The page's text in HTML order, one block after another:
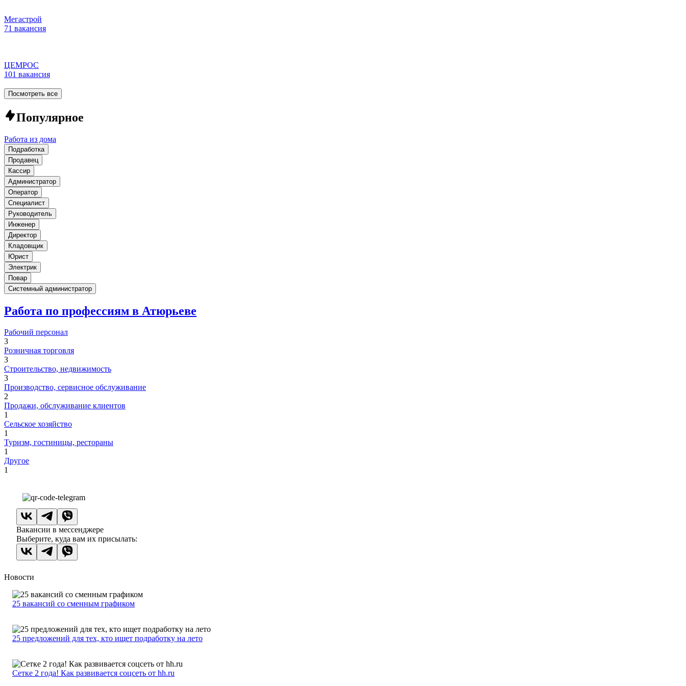
Мегастрой
71 вакансия
ЦЕМРОС
101 вакансия
Посмотреть все
Популярное
Работа из дома
Подработка
Продавец
Кассир
Администратор
Оператор
Специалист
Руководитель
Инженер
Директор
Кладовщик
Юрист
Электрик
Повар
Системный администратор
Работа по профессиям в Атюрьеве
Рабочий персонал
3
Розничная торговля
3
Строительство, недвижимость
3
Производство, сервисное обслуживание
2
Продажи, обслуживание клиентов
1
Сельское хозяйство
1
Туризм, гостиницы, рестораны
1
Другое
1
Вакансии в мессенджере
Выберите, куда вам их присылать:
Новости
25 вакансий со сменным графиком
25 предложений для тех, кто ищет подработку на лето
Сетке 2 года! Как развивается соцсеть от hh.ru